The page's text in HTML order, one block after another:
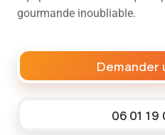
gourmande inoubliable.
Demander
06 01 19